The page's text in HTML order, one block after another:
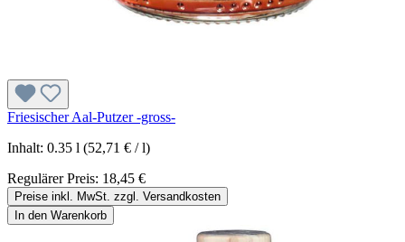
Friesischer Aal-Putzer -gross-
Inhalt: 0.35 l (52,71 € / l)
Regulärer Preis: 18,45 €
Preise inkl. MwSt. zzgl. Versandkosten
In den Warenkorb